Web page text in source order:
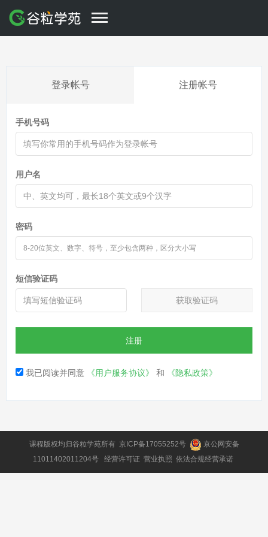
登录帐号 注册帐号
手机号码
用户名
密码
短信验证码
获取验证码
注册
我已阅读并同意 《用户服务协议》 和 《隐私政策》
课程版权均归谷粒学苑所有 京ICP备17055252号
京公网安备
11011402011204号
经营许可证 营业执照 依法合规经营承诺